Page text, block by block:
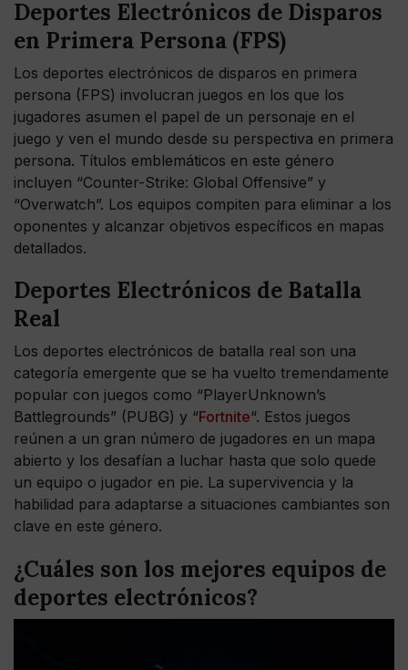
Deportes Electrónicos de Disparos
en Primera Persona (FPS)
Los deportes electrónicos de disparos en primera
persona (FPS) involucran juegos en los que los
jugadores asumen el papel de un personaje en el
juego y ven el mundo desde su perspectiva en primera
persona. Títulos emblemáticos en este género
incluyen “Counter-Strike: Global Offensive” y
“Overwatch”. Los equipos compiten para eliminar a los
oponentes y alcanzar objetivos específicos en mapas
detallados.
Deportes Electrónicos de Batalla
Real
Los deportes electrónicos de batalla real son una
categoría emergente que se ha vuelto tremendamente
popular con juegos como “PlayerUnknown’s
Battlegrounds” (PUBG) y “Fortnite“. Estos juegos
reúnen a un gran número de jugadores en un mapa
abierto y los desafían a luchar hasta que solo quede
un equipo o jugador en pie. La supervivencia y la
habilidad para adaptarse a situaciones cambiantes son
clave en este género.
¿Cuáles son los mejores equipos de
deportes electrónicos?